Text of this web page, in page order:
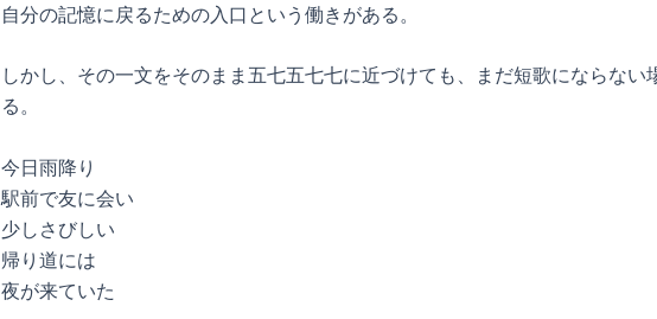
自分の記憶に戻るための入口という働きがある。
しかし、その一文をそのまま五七五七七に近づけても、まだ短歌にならない
る。
今日雨降り
駅前で友に会い
少しさびしい
帰り道には
夜が来ていた